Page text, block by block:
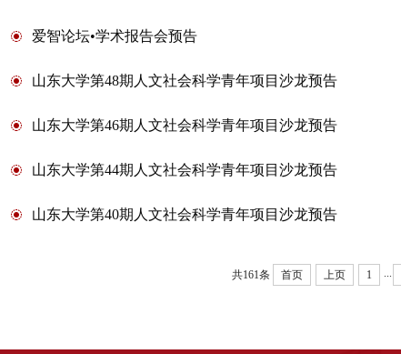
爱智论坛•学术报告会预告
山东大学第48期人文社会科学青年项目沙龙预告
山东大学第46期人文社会科学青年项目沙龙预告
山东大学第44期人文社会科学青年项目沙龙预告
山东大学第40期人文社会科学青年项目沙龙预告
共161条 首页 上页 1 ...